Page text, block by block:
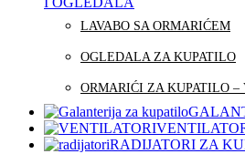
LAVABO SA ORMARIĆEM
OGLEDALA ZA KUPATILO
ORMARIĆI ZA KUPATILO –
RADIJATORI ZA